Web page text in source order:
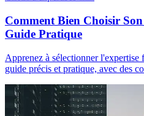
Comment Bien Choisir
Guide Pratique
Apprenez à sélectionner
guide précis et pratique, avec des